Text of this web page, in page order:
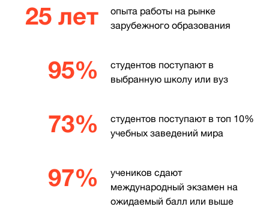
25 лет
опыта работы на рынке
зарубежного образования
95%
студентов поступают в
выбранную школу или вуз
73%
студентов поступают в топ 10%
учебных заведений мира
97%
учеников сдают
международный экзамен на
ожидаемый балл или выше